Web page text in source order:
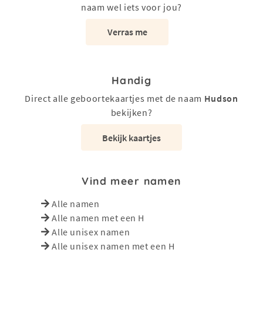
naam wel iets voor jou?
Verras me
Handig
Direct alle geboortekaartjes met de naam Hudson
bekijken?
Bekijk kaartjes
Vind meer namen
Alle namen
Alle namen met een H
Alle unisex namen
Alle unisex namen met een H